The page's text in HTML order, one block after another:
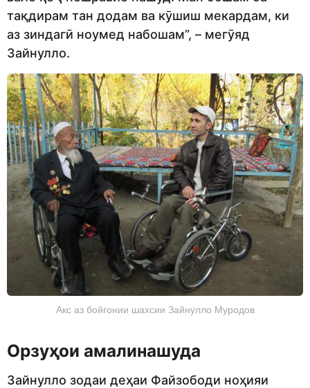
тақдирам тан додам ва кӯшиш мекардам, ки
аз зиндагӣ ноумед набошам”, – мегӯяд
Зайнулло.
Акс аз бойгонии шахсии Зайнулло Муродов
Орзуҳои амалинашуда
Зайнулло зодаи деҳаи Файзободи ноҳияи